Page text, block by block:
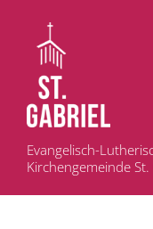
Evangelisch-
Kirchengemeinde